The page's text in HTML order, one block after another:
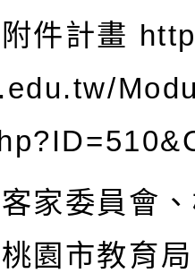
件計畫
家委員會
園市教育局